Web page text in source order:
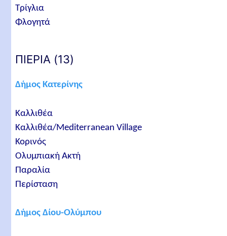
Τρίγλια
Φλογητά
ΠΙΕΡΙΑ (13)
Δήμος Κατερίνης
Καλλιθέα
Καλλιθέα/Mediterranean Village
Κορινός
Ολυμπιακή Ακτή
Παραλία
Περίσταση
Δήμος Δίου-Ολύμπου